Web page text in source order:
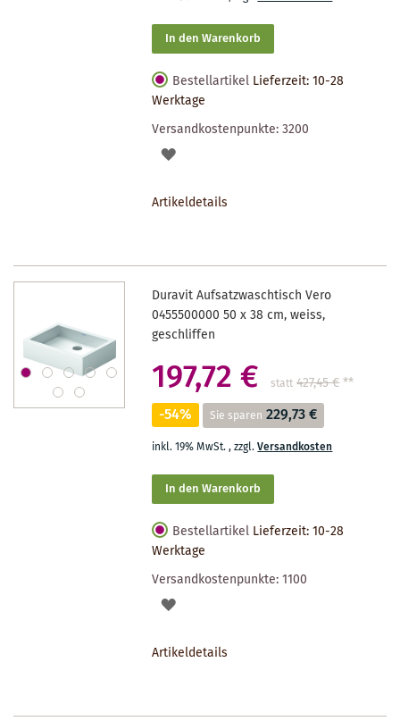
In den Warenkorb
Bestellartikel Lieferzeit: 10-28
Werktage
Versandkostenpunkte:3200
AUF
Artikeldetails
Duravit Aufsatzwaschtisch Vero
0455500000 50 x 38 cm, weiss,
geschliffen
197,72 € statt 427,45 €**
-54% Sie sparen 229,73 €
inkl. 19% MwSt.,zzgl.Versandkosten
In den Warenkorb
Bestellartikel Lieferzeit: 10-28
Werktage
Versandkostenpunkte:1100
AUF
Artikeldetails